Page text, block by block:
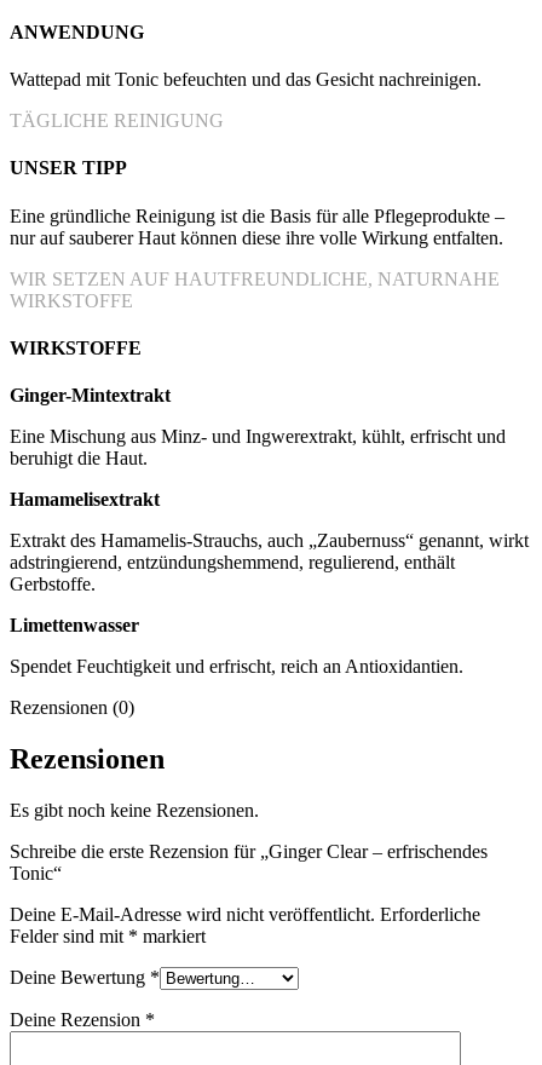
ANWENDUNG
Wattepad mit Tonic befeuchten und das Gesicht nachreinigen.
TÄGLICHE REINIGUNG
UNSER TIPP
Eine gründliche Reinigung ist die Basis für alle Pflegeprodukte –
nur auf sauberer Haut können diese ihre volle Wirkung entfalten.
WIR SETZEN AUF HAUTFREUNDLICHE, NATURNAHE
WIRKSTOFFE
WIRKSTOFFE
Ginger-Mintextrakt
Eine Mischung aus Minz- und Ingwerextrakt, kühlt, erfrischt und
beruhigt die Haut.
Hamamelisextrakt
Extrakt des Hamamelis-Strauchs, auch „Zaubernuss“ genannt, wirkt
adstringierend, entzündungshemmend, regulierend, enthält
Gerbstoffe.
Limettenwasser
Spendet Feuchtigkeit und erfrischt, reich an Antioxidantien.
Rezensionen (0)
Rezensionen
Es gibt noch keine Rezensionen.
Schreibe die erste Rezension für „Ginger Clear – erfrischendes
Tonic“
Deine E-Mail-Adresse wird nicht veröffentlicht. Erforderliche
Felder sind mit * markiert
Deine Bewertung *
Deine Rezension *